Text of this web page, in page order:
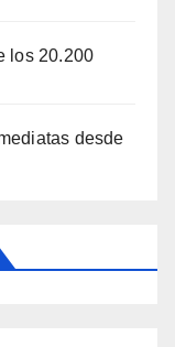
los 20.200
desde